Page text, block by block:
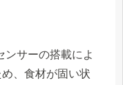
ンサーの搭載によ
、食材が固い状